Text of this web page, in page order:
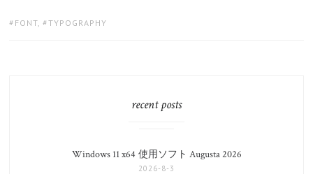
TAGS:
FONT, TYPOGRAPHY
recent posts
Windows 11 x64 使用ソフト Augusta 2026
2026-8-3